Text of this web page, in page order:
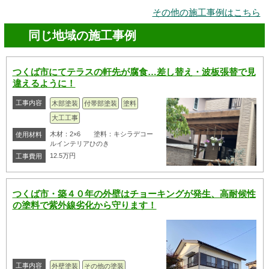
その他の施工事例はこちら
同じ地域の施工事例
つくば市にてテラスの軒先が腐食…差し替え・波板張替で見
違えるように！
工事内容 木部塗装 付帯部塗装
塗料
大工工事
使用材料
木材：2×6 塗料：キシラデコー
ルインテリアひのき
工事費用
12.5万円
つくば市・築４０年の外壁はチョーキングが発生、高耐候性
の塗料で紫外線劣化から守ります！
工事内容 外壁塗装 その他の塗装